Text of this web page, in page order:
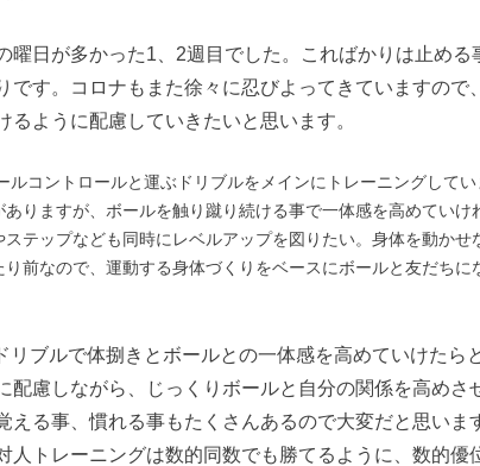
日が多かった1、2週目でした。こればかりは止める
です。コロナもまた徐々に忍びよってきていますので
るように配慮していきたいと思います。
ルコントロールと運ぶドリブルをメインにトレーニングして
ありますが、ボールを触り蹴り続ける事で一体感を高めてい
テップなども同時にレベルアップを図りたい。身体を動かせ
前なので、運動する身体づくりをベースにボールと友だちに
リブルで体捌きとボールとの一体感を高めていけたら
配慮しながら、じっくりボールと自分の関係を高めさ
える事、慣れる事もたくさんあるので大変だと思いま
人トレーニングは数的同数でも勝てるように、数的優